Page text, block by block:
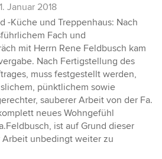
Januar 2018
-Küche und Treppenhaus: Nach
Fach und
mit Herrn Rene Feldbusch kam
Nach Fertigstellung des
muss festgestellt werden,
pünktlichem sowie
sauberer Arbeit von der Fa.
neues Wohngefühl
ist auf Grund dieser
Arbeit unbedingt weiter zu